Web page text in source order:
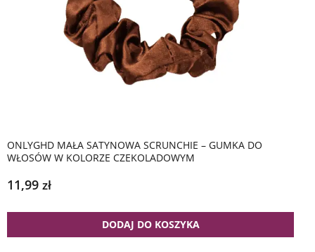
ONLYGHD MAŁA SATYNOWA SCRUNCHIE – GUMKA DO
WŁOSÓW W KOLORZE CZEKOLADOWYM
11,99 zł
DODAJ DO KOSZYKA